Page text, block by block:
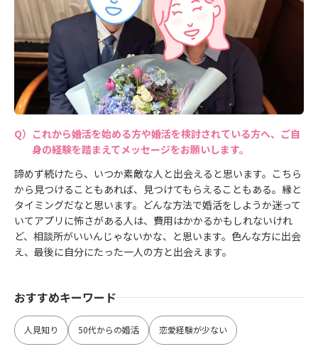
これから婚活を始める方や婚活を検討されている方へ、ご自
身の経験を踏まえてメッセージをお願いします。
諦めず続けたら、いつか素敵な人と出会えると思います。こちら
から見つけることもあれば、見つけてもらえることもある。縁と
タイミングだなと思います。どんな方法で婚活をしようか迷って
いてアプリに怖さがある人は、費用はかかるかもしれないけれ
ど、相談所がいいんじゃないかな、と思います。色んな方に出会
え、最後に自分にたった一人の方と出会えます。
おすすめキーワード
人見知り 50代からの婚活 恋愛経験が少ない